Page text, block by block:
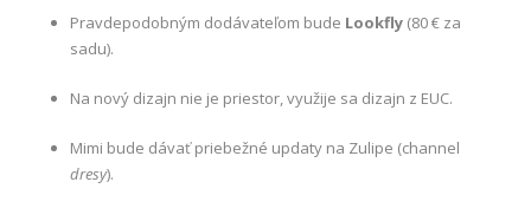
Pravdepodobným dodávateľom bude Lookfly (80 € za
sadu).
Na nový dizajn nie je priestor, využije sa dizajn z EUC.
Mimi bude dávať priebežné updaty na Zulipe (channel
dresy).